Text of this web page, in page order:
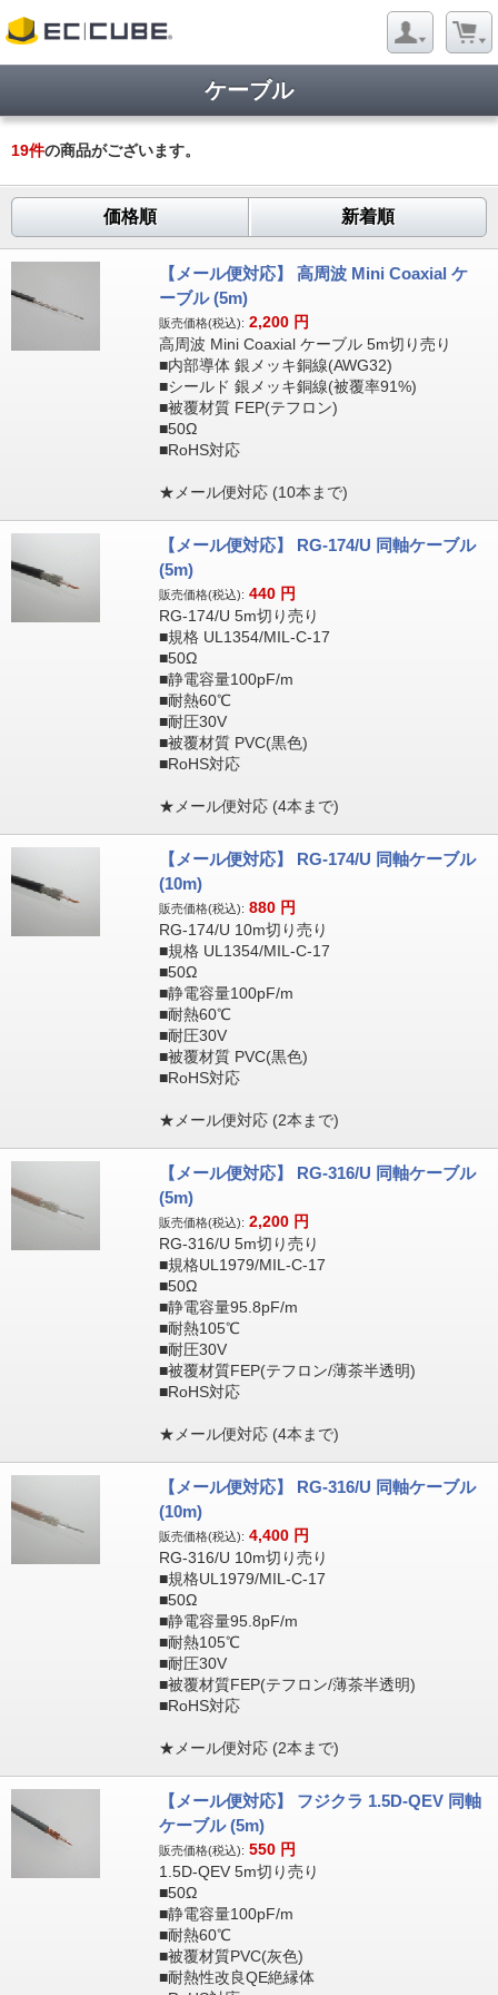
ケーブル
19件の商品がございます。
価格順 新着順
【メール便対応】 高周波 Mini Coaxial ケ
ーブル (5m)
販売価格(税込): 2,200 円
高周波 Mini Coaxial ケーブル 5m切り売り
■内部導体 銀メッキ銅線(AWG32)
■シールド 銀メッキ銅線(被覆率91%)
■被覆材質 FEP(テフロン)
■50Ω
■RoHS対応
★メール便対応 (10本まで)
【メール便対応】 RG-174/U 同軸ケーブル
(5m)
販売価格(税込): 440 円
RG-174/U 5m切り売り
■規格 UL1354/MIL-C-17
■50Ω
■静電容量100pF/m
■耐熱60℃
■耐圧30V
■被覆材質 PVC(黒色)
■RoHS対応
★メール便対応 (4本まで)
【メール便対応】 RG-174/U 同軸ケーブル
(10m)
販売価格(税込): 880 円
RG-174/U 10m切り売り
■規格 UL1354/MIL-C-17
■50Ω
■静電容量100pF/m
■耐熱60℃
■耐圧30V
■被覆材質 PVC(黒色)
■RoHS対応
★メール便対応 (2本まで)
【メール便対応】 RG-316/U 同軸ケーブル
(5m)
販売価格(税込): 2,200 円
RG-316/U 5m切り売り
■規格UL1979/MIL-C-17
■50Ω
■静電容量95.8pF/m
■耐熱105℃
■耐圧30V
■被覆材質FEP(テフロン/薄茶半透明)
■RoHS対応
★メール便対応 (4本まで)
【メール便対応】 RG-316/U 同軸ケーブル
(10m)
販売価格(税込): 4,400 円
RG-316/U 10m切り売り
■規格UL1979/MIL-C-17
■50Ω
■静電容量95.8pF/m
■耐熱105℃
■耐圧30V
■被覆材質FEP(テフロン/薄茶半透明)
■RoHS対応
★メール便対応 (2本まで)
【メール便対応】 フジクラ 1.5D-QEV 同軸
ケーブル (5m)
販売価格(税込): 550 円
1.5D-QEV 5m切り売り
■50Ω
■静電容量100pF/m
■耐熱60℃
■被覆材質PVC(灰色)
■耐熱性改良QE絶縁体